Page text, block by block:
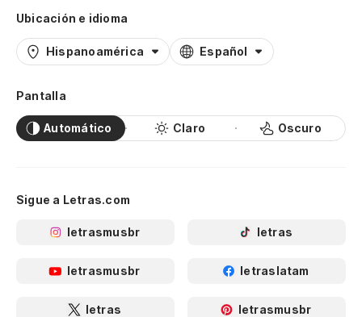
Ubicación e idioma
Hispanoamérica Español
Pantalla
Automático Claro Oscuro
Sigue a Letras.com
letrasmusbr letras
letrasmusbr letraslatam
letras letrasmusbr